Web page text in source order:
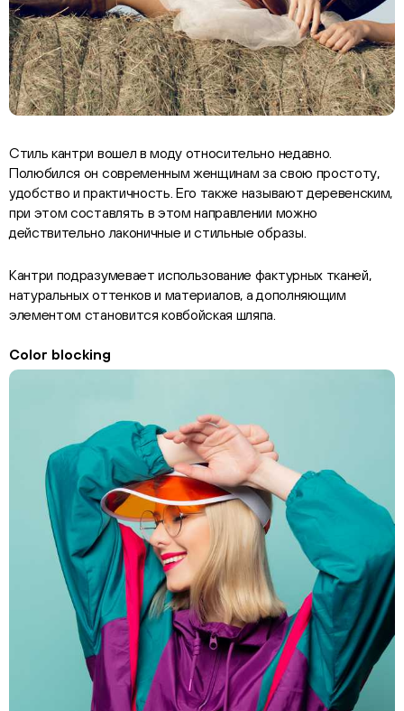
Стиль кантри вошел в моду относительно недавно.
Полюбился он современным женщинам за свою простоту,
удобство и практичность. Его также называют деревенским,
при этом составлять в этом направлении можно
действительно лаконичные и стильные образы.
Кантри подразумевает использование фактурных тканей,
натуральных оттенков и материалов, а дополняющим
элементом становится ковбойская шляпа.
Color blocking